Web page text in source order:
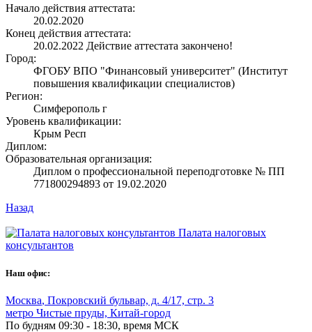
Начало действия аттестата:
20.02.2020
Конец действия аттестата:
20.02.2022 Действие аттестата закончено!
Город:
ФГОБУ ВПО "Финансовый университет" (Институт
повышения квалификации специалистов)
Регион:
Симферополь г
Уровень квалификации:
Крым Респ
Диплом:
Образовательная организация:
Диплом о профессиональной переподготовке № ПП
771800294893 от 19.02.2020
Назад
Палата налоговых
консультантов
Наш офис:
Москва, Покровский бульвар, д. 4/17, стр. 3
метро Чистые пруды, Китай-город
По будням 09:30 - 18:30, время МСК